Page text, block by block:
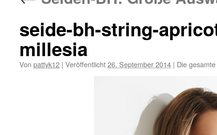
seide-bh-string-
millesia
Von pattyk12 | Veröffentlicht26. September 2014 | Die